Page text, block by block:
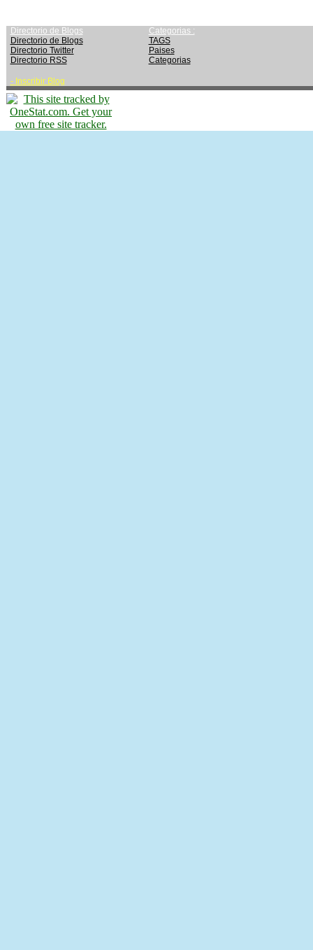
Directorio de Blogs
Directorio de Blogs
Directorio Twitter
Directorio RSS
- Inscribir Blog
Categorias :
TAGS
Paises
Categorias